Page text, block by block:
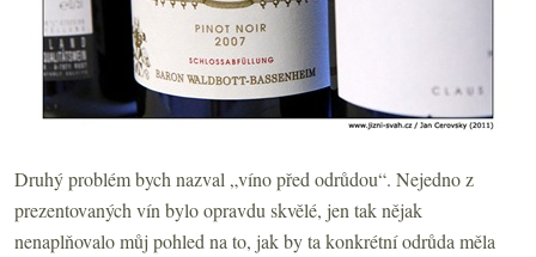
Druhý problém bych nazval „víno před odrůdou“. Nejedno z
prezentovaných vín bylo opravdu skvělé, jen tak nějak
nenaplňovalo můj pohled na to, jak by ta konkrétní odrůda měla